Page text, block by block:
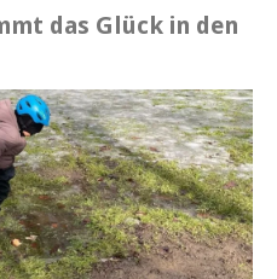
das Glück in den